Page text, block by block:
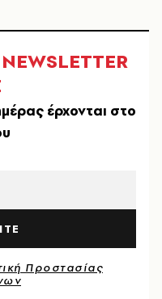
έρχονται στο
Προστασίας